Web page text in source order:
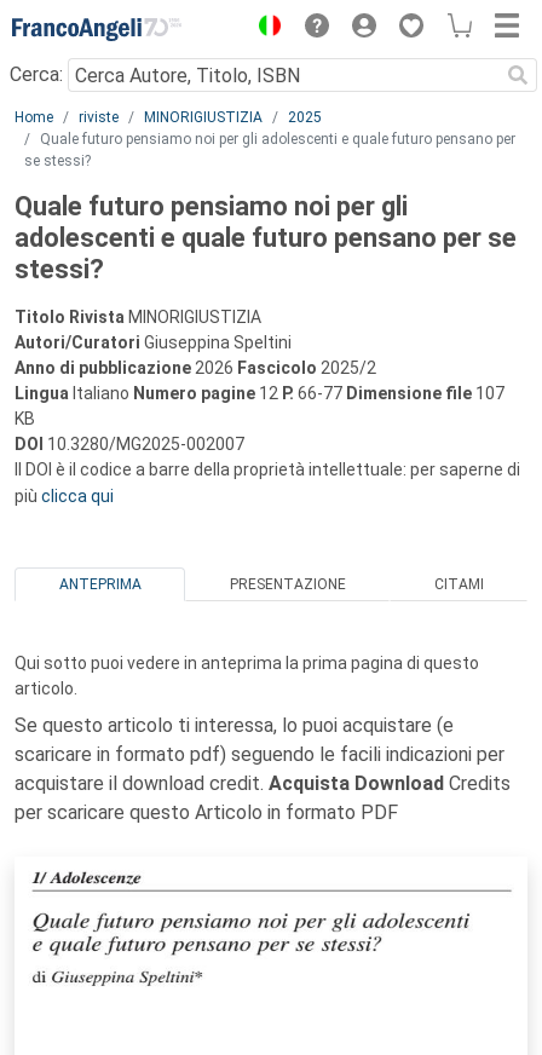
Menu
Cerca:
Main content
Home riviste MINORIGIUSTIZIA
2025
Quale futuro pensiamo noi per gli adolescenti e quale futuro pensano per
se stessi?
Quale futuro pensiamo noi per gli
adolescenti e quale futuro pensano per se
stessi?
Titolo Rivista MINORIGIUSTIZIA
Autori/Curatori Giuseppina Speltini
Anno di pubblicazione 2026 Fascicolo 2025/2
Lingua Italiano Numero pagine 12 P. 66-77 Dimensione file 107
KB
DOI 10.3280/MG2025-002007
Il DOI è il codice a barre della proprietà intellettuale: per saperne di
più clicca qui
ANTEPRIMA PRESENTAZIONE CITAMI
Qui sotto puoi vedere in anteprima la prima pagina di questo
articolo.
Se questo articolo ti interessa, lo puoi acquistare (e
scaricare in formato pdf) seguendo le facili indicazioni per
acquistare il download credit. Acquista Download Credits
per scaricare questo Articolo in formato PDF